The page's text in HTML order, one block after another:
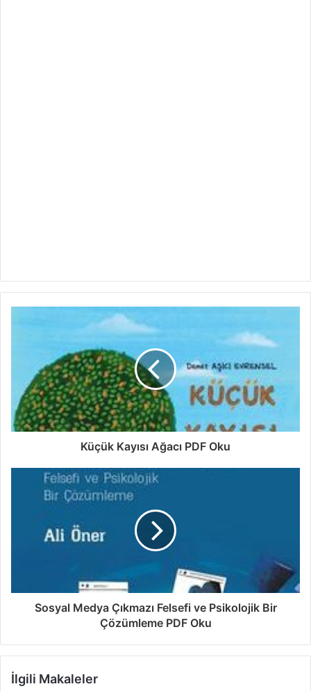
Küçük Kayısı Ağacı PDF Oku
Sosyal Medya Çıkmazı Felsefi ve Psikolojik Bir
Çözümleme PDF Oku
İlgili Makaleler